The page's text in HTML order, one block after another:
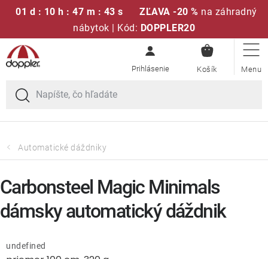
01 d : 10 h : 47 m : 43 s ZĽAVA -20 % na záhradný
nábytok | Kód: DOPPLER20
Prejsť
na
obsah
KOŠÍK
Sedacie súpravy
Slnečníky
Polstre a sedáky
Automatické dáždniky
undefined
Carbonsteel Magic Minimals
dámsky automatický dáždnik